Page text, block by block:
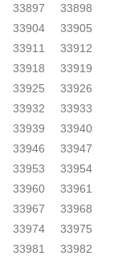
33897
33898
33904
33905
33911
33912
33918
33919
33925
33926
33932
33933
33939
33940
33946
33947
33953
33954
33960
33961
33967
33968
33974
33975
33981
33982